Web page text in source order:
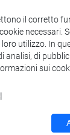
il corretto
necessari.
utilizzo. In
di
sui